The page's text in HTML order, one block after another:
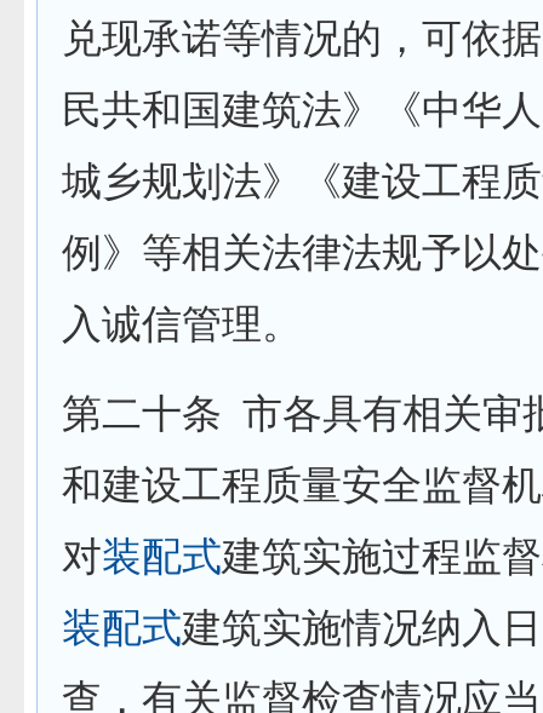
兑现承诺等情况的，可依
民共和国建筑法》《中华
城乡规划法》《建设工程
例》等相关法律法规予以
入诚信管理。
第二十条 市各具有相关审
和建设工程质量安全监督
对装配式建筑实施过程监
装配式建筑实施情况纳入
查，有关监督检查情况应